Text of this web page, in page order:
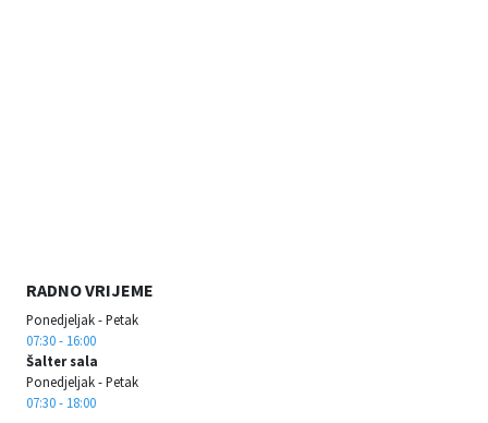
RADNO VRIJEME
Ponedjeljak - Petak
07:30 - 16:00
Šalter sala
Ponedjeljak - Petak
07:30 - 18:00